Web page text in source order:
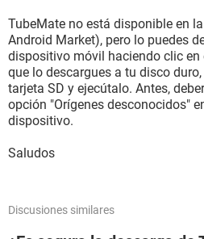
TubeMate no está disponible en
Android Market), pero lo puedes
dispositivo móvil haciendo clic en
que lo descargues a tu disco
tarjeta SD y ejecútalo. Antes,
opción "Orígenes desconocidos"
dispositivo.
Saludos
Discusiones similares